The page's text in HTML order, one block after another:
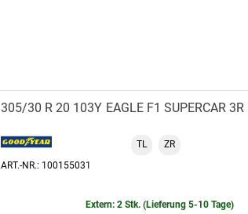
EAGLE F1 SUPERCAR 3R
305/30 R 20 103Y
ART.-NR.: 100155031
TL ZR
Extern: 2 Stk. (Lieferung 5-10 Tage)